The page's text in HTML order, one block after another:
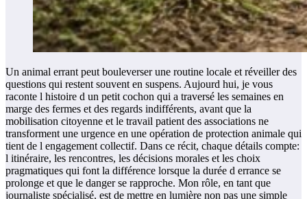
Un animal errant peut bouleverser une routine locale et réveiller des
questions qui restent souvent en suspens. Aujourd hui, je vous
raconte l histoire d un petit cochon qui a traversé les semaines en
marge des fermes et des regards indifférents, avant que la
mobilisation citoyenne et le travail patient des associations ne
transforment une urgence en une opération de protection animale qui
tient de l engagement collectif. Dans ce récit, chaque détails compte:
l itinéraire, les rencontres, les décisions morales et les choix
pragmatiques qui font la différence lorsque la durée d errance se
prolonge et que le danger se rapproche. Mon rôle, en tant que
journaliste spécialisé, est de mettre en lumière non pas une simple